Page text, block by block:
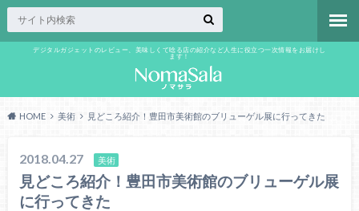
デジタルガジェットのレビュー、美味しくて唸る店の紹介など人生に役立つ一次情報をお届けし
ます！
HOME 美術 見どころ紹介！豊田市美術館のブリューゲル展に行ってきた
2018.04.27 美術
見どころ紹介！豊田市美術館のブリューゲル展
に行ってきた